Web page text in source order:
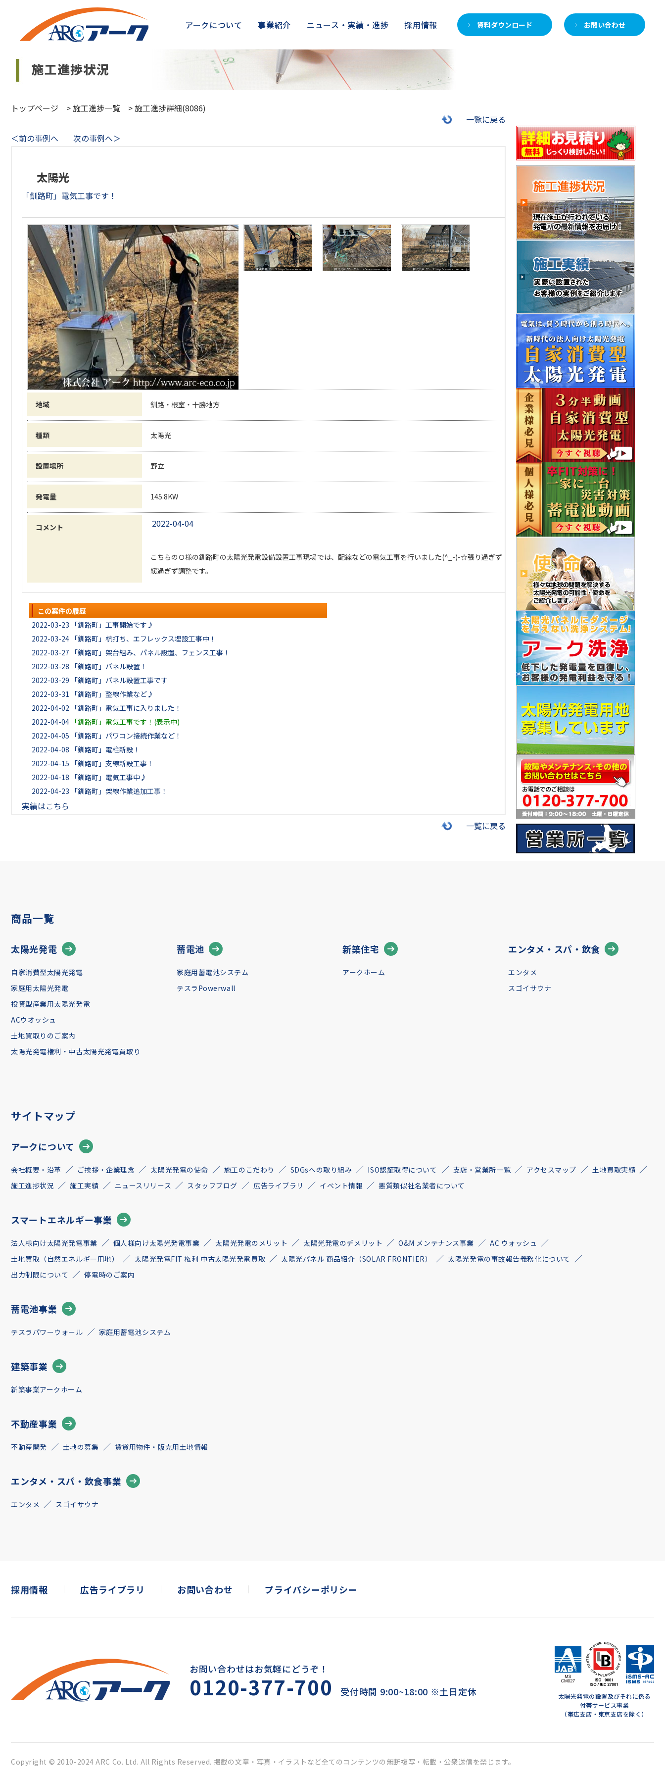
アークについて 事業紹介 ニュース・実績・進捗 採用情報 資料ダウンロード お問い合わせ
トップページ >施工進捗一覧 >施工進捗詳細(8086)
一覧に戻る
＜前の事例へ
次の事例へ＞
太陽光
「釧路町」電気工事です！
地域 釧路・根室・十勝地方
種類 太陽光
設置場所 野立
発電量 145.8KW
コメント 2022-04-04
こちらのＯ様の釧路町の太陽光発電設備設置工事現場では、配線などの電気工事を行いました(^_-)-☆張り過ぎず
緩過ぎず調整です。
この案件の履歴
2022-03-23
「釧路町」工事開始です♪
2022-03-24 「釧路町」杭打ち、エフレックス埋設工事中！
2022-03-27
「釧路町」架台組み、パネル設置、フェンス工事！
2022-03-28
「釧路町」パネル設置！
2022-03-29
「釧路町」パネル設置工事です
2022-03-31
「釧路町」整線作業など♪
2022-04-02
「釧路町」電気工事に入りました！
2022-04-04 「釧路町」電気工事です！(表示中)
2022-04-05
「釧路町」パワコン接続作業など！
2022-04-08
「釧路町」電柱新設！
2022-04-15
「釧路町」支線新設工事！
2022-04-18
「釧路町」電気工事中♪
2022-04-23
「釧路町」架線作業追加工事！
実績はこちら
一覧に戻る
商品一覧
太陽光発電
自家消費型太陽光発電
家庭用太陽光発電
投資型産業用太陽光発電
ACウオッシュ
土地買取りのご案内
太陽光発電権利・中古太陽光発電買取り
蓄電池
家庭用蓄電池システム
テスラPowerwall
新築住宅
アークホーム
エンタメ・スパ・飲食
エンタメ
スゴイサウナ
サイトマップ
アークについて
会社概要・沿革 ご挨拶・企業理念 太陽光発電の使命 施工のこだわり SDGsへの取り組み ISO認証取得について 支店・営業所一覧 アクセスマップ
土地買取実績
施工進捗状況
施工実績 ニュースリリース スタッフブログ 広告ライブラリ イベント情報 悪質類似社名業者について
スマートエネルギー事業
法人様向け太陽光発電事業 個人様向け太陽光発電事業 太陽光発電のメリット 太陽光発電のデメリット O&M メンテナンス事業
AC ウォッシュ
土地買取（自然エネルギー用地）
太陽光発電FIT 権利 中古太陽光発電買取 太陽光パネル 商品紹介（SOLAR FRONTIER）
太陽光発電の事故報告義務化について
出力制限について
停電時のご案内
蓄電池事業
テスラパワーウォール 家庭用蓄電池システム
建築事業
新築事業アークホーム
不動産事業
不動産開発 土地の募集 賃貸用物件・販売用土地情報
エンタメ・スパ・飲食事業
エンタメ スゴイサウナ
採用情報 広告ライブラリ お問い合わせ プライバシーポリシー
お問い合わせはお気軽にどうぞ！
0120-377-700 受付時間 9:00~18:00 ※土日定休
太陽光発電の設置及びそれに係る
付帯サービス事業
（帯広支店・東京支店を除く）
Copyright © 2010-2024 ARC Co. Ltd. All Rights Reserved. 掲載の文章・写真・イラストなど全てのコンテンツの 無断複写・転載・公衆送信を禁じます。